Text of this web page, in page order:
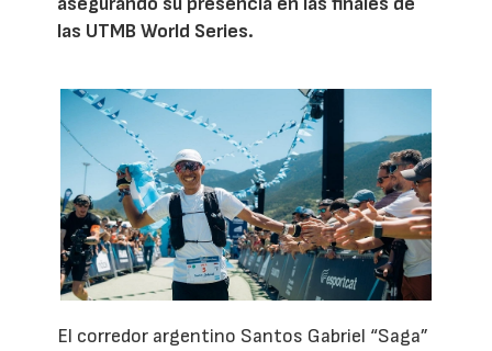
las UTMB World Series.
El corredor argentino Santos Gabriel “Saga”